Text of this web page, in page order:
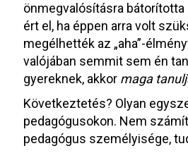
önmegvalósításra
ért el, ha éppen arra volt
megélhették az „aha”-
valójában semmit sem én
gyereknek, akkor maga
Következtetés? Olyan
pedagógusokon. Nem
pedagógus személyisége,